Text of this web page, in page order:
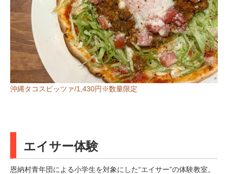
沖縄タコスピッツァ/1,430円※数量限定
エイサー体験
恩納村青年団による小学生を対象にした“エイサー”の体験教室。